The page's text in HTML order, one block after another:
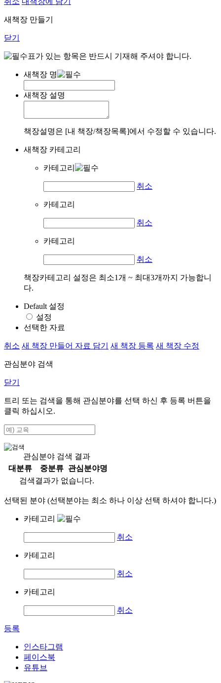
새책장 만들기
닫기
표가 있는 항목은 반드시 기재해 주셔야 합니다.
새책장 명
새책장 설명
책장설명은 [내 책장/책장목록]에서 수정할 수 있습니다.
새책장 카테고리
카테고리
취소
카테고리
취소
카테고리
취소
책장카테고리 설정은 최소1개 ~ 최대3개까지 가능합니
다.
Default 설정
설정
선택한 자료
취소 새 책장 만들어 자료 담기 새 책장 등록 새 책장 수정
관심분야 검색
닫기
트리 또는 검색을 통해 관심분야를 선택 하신 후 등록 버튼을
클릭 하십시오.
관심분야 검색 결과
대분류
중분류
관심분야명
검색결과가 없습니다.
선택된 분야 (선택분야는 최소 하나 이상 선택 하셔야 합니다.)
카테고리
취소
카테고리
취소
카테고리
취소
등록
인스타그램
페이스북
유튜브